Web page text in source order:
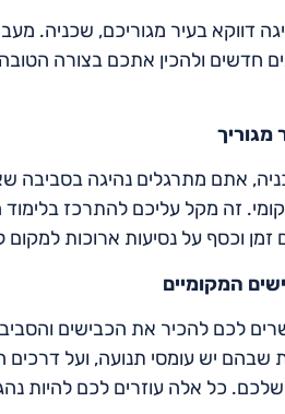
דווקא בעיר מגוריכם, שכניה.
חדשים ולהכין אתכם בצורה
מגוריך
אתם מתרגלים נהיגה בסביבה
זה מקל עליכם להתרכז
וכסף על נסיעות ארוכות למקום
המקומיים
לכם להכיר את הכבישים
שבהם יש עומסי תנועה, ועל
כל אלה עוזרים לכם להיות